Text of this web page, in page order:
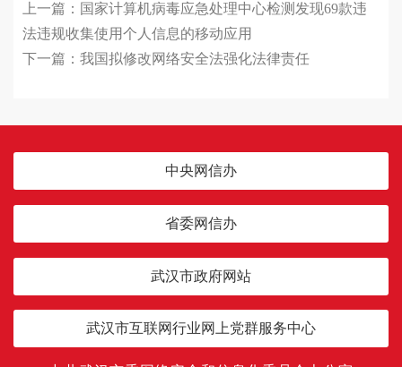
上一篇： 国家计算机病毒应急处理中心检测发现69款违
法违规收集使用个人信息的移动应用
下一篇： 我国拟修改网络安全法强化法律责任
中央网信办
省委网信办
武汉市政府网站
武汉市互联网行业网上党群服务中心